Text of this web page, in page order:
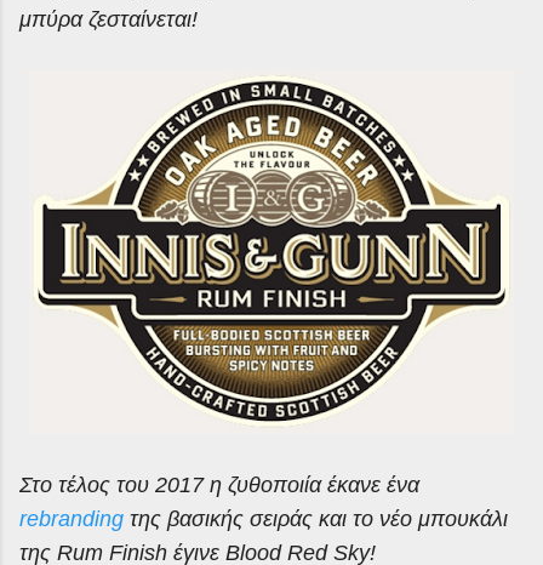
μπύρα ζεσταίνεται!
Στο τέλος του 2017 η ζυθοποιία έκανε ένα
rebranding της βασικής σειράς και το νέο μπουκάλι
της Rum Finish έγινε Blood Red Sky!